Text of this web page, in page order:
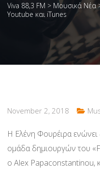
Viva 88,3 FM > Μουσικά Νέα
Youtube και iTunes
November 2, 2018
Η Ελένη Φουρέιρα ενώνει
ομάδα δημιουργών του
ο Alex Papaconstantinou,